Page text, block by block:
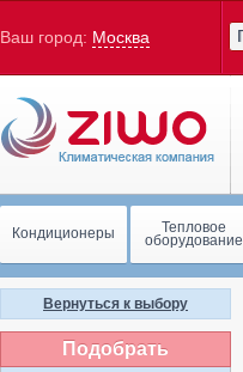
Ваш город: Москва
Кондиционеры Тепловое
оборудование
Вернуться к выбору
Подобрать